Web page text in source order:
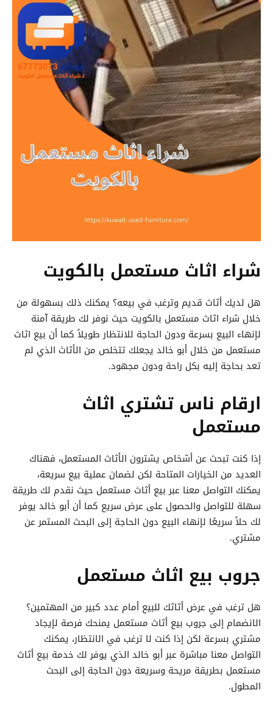
شراء اثاث مستعمل بالكويت
هل لديك أثاث قديم وترغب في بيعه؟ يمكنك ذلك بسهولة من
خلال شراء اثاث مستعمل بالكويت حيث نوفر لك طريقة آمنة
لإنهاء البيع بسرعة ودون الحاجة للانتظار طويلاً كما أن بيع اثاث
مستعمل من خلال أبو خالد يجعلك تتخلص من الأثاث الذي لم
تعد بحاجة إليه بكل راحة ودون مجهود.
ارقام ناس تشتري اثاث
مستعمل
إذا كنت تبحث عن أشخاص يشترون الأثاث المستعمل، فهناك
العديد من الخيارات المتاحة لكن لضمان عملية بيع سريعة،
يمكنك التواصل معنا عبر بيع أثاث مستعمل حيث نقدم لك طريقة
سهلة للتواصل والحصول على عرض سريع كما أن أبو خالد يوفر
لك حلاً سريعًا لإنهاء البيع دون الحاجة إلى البحث المستمر عن
مشتري.
جروب بيع اثاث مستعمل
هل ترغب في عرض أثاثك للبيع أمام عدد كبير من المهتمين؟
الانضمام إلى جروب بيع أثاث مستعمل يمنحك فرصة لإيجاد
مشتري بسرعة لكن إذا كنت لا ترغب في الانتظار، يمكنك
التواصل معنا مباشرة عبر أبو خالد الذي يوفر لك خدمة بيع أثاث
مستعمل بطريقة مريحة وسريعة دون الحاجة إلى البحث
المطول.